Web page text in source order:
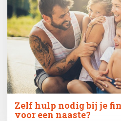
Zelf hulp nodig bij je
voor een naaste?